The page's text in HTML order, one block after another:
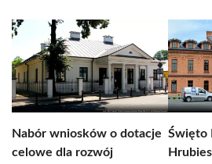
Nabór wniosków o dotacje
celowe dla rozwój
Święto